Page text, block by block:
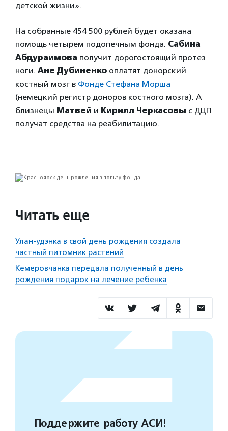
детской жизни».
На собранные 454 500 рублей будет оказана
помощь четырем подопечным фонда. Сабина
Абдураимова получит дорогостоящий протез
ноги. Ане Дубиненко оплатят донорский
костный мозг в Фонде Стефана Морша
(немецкий регистр доноров костного мозга). А
близнецы Матвей и Кирилл Черкасовы с ДЦП
получат средства на реабилитацию.
Читать еще
Улан-удэнка в свой день рождения создала
частный питомник растений
Кемеровчанка передала полученный в день
рождения подарок на лечение ребенка
Поддержите работу АСИ!